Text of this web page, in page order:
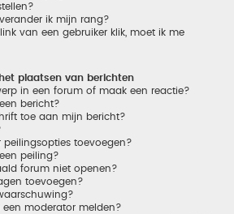
ik mijn rang?
van een gebruiker klik, moet ik me
plaatsen van berichten
in een forum of maak een reactie?
bericht?
toe aan mijn bericht?
toevoegen?
peiling?
forum niet openen?
toevoegen?
een moderator melden?